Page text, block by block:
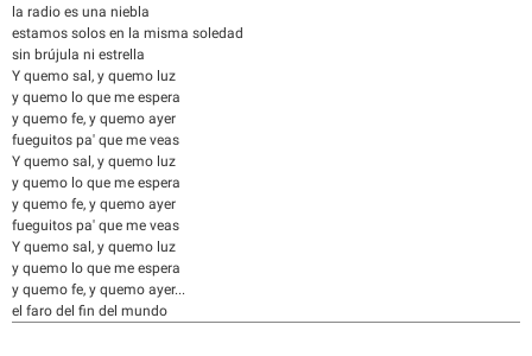
la radio es una niebla
estamos solos en la misma soledad
sin brújula ni estrella
Y quemo sal, y quemo luz
y quemo lo que me espera
y quemo fe, y quemo ayer
fueguitos pa' que me veas
Y quemo sal, y quemo luz
y quemo lo que me espera
y quemo fe, y quemo ayer
fueguitos pa' que me veas
Y quemo sal, y quemo luz
y quemo lo que me espera
y quemo fe, y quemo ayer...
el faro del fin del mundo